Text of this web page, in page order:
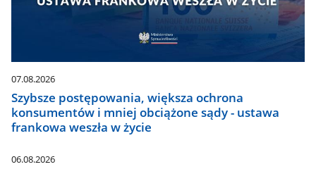
07.08.2026
Szybsze postępowania, większa ochrona
konsumentów i mniej obciążone sądy - ustawa
frankowa weszła w życie
06.08.2026